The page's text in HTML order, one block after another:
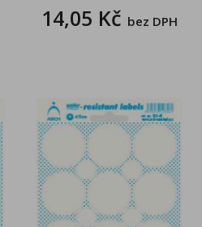
14,05 Kč bez DPH